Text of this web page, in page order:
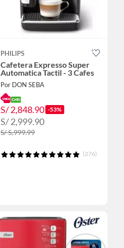
PHILIPS
Cafetera Expresso Super
Automatica Tactil - 3 Cafes
Por DON SEBA
S/ 2,848.90 -53%
S/ 2,999.90
S/ 5,999.99
(276)